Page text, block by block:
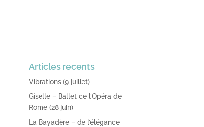
Articles récents
Vibrations (9 juillet)
Giselle – Ballet de l’Opéra de
Rome (28 juin)
La Bayadère – de l’élégance